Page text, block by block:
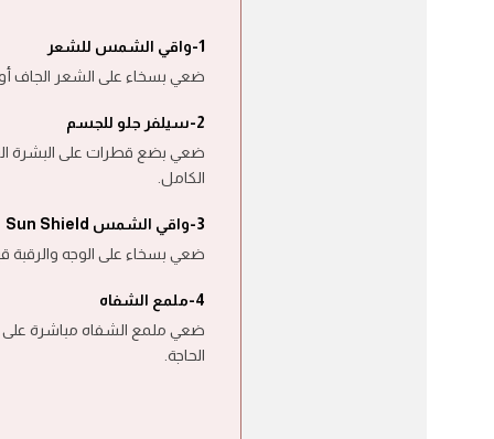
1- واقي الشمس للشعر
ضعي بسخاء على الشعر الجاف
2- سيلفر جلو للجسم
ضعي بضع قطرات على البشرة
الكامل.
3- واقي الشمس Sun Shield
ضعي بسخاء على الوجه والرقبة قبل 15 دقيقة من التعرض
4- ملمع الشفاه
ضعي ملمع الشفاه مباشرة على
الحاجة.